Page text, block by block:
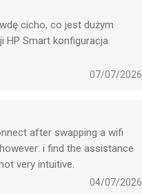
cicho, co jest dużym
HP Smart konfiguracja
w bardzo przejrzysty i
takimi urządzeniami, poradzi
polecam.
07/07/2026
after swapping a wifi
i find the assistance
very intuitive.
04/07/2026